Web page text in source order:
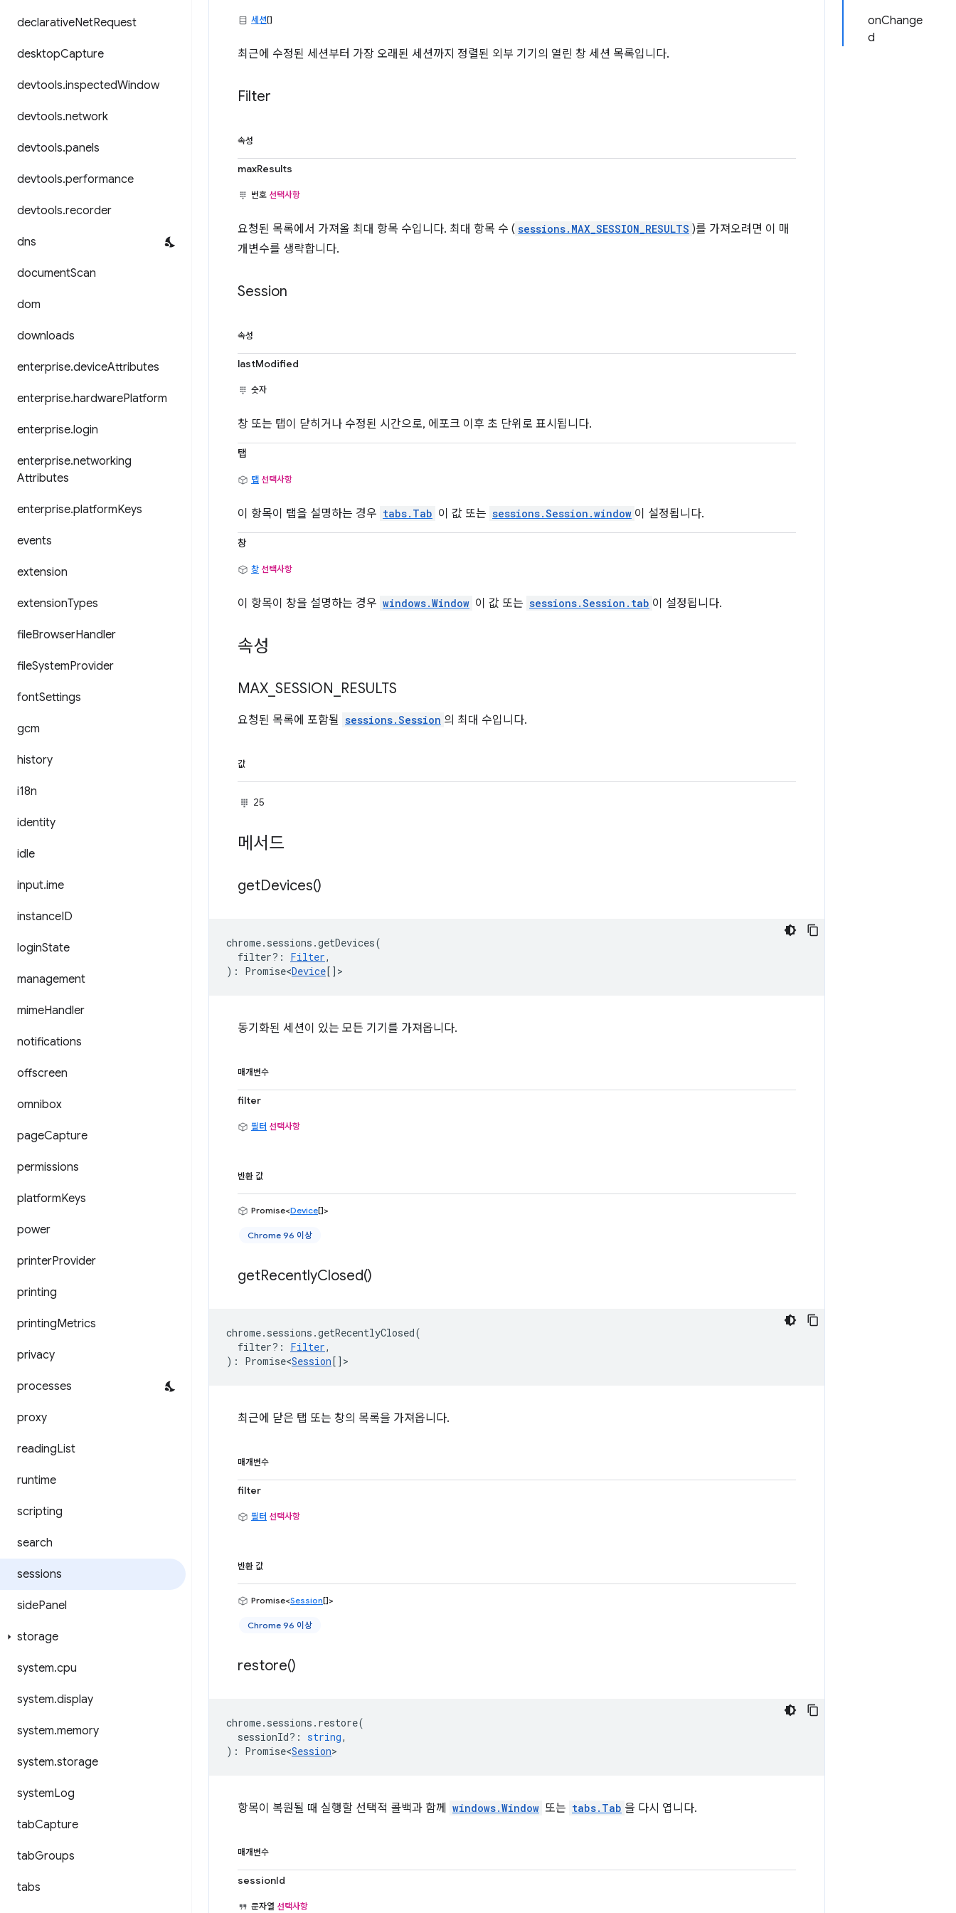
declarativeNetRequest
desktopCapture
devtools.inspectedWindow
devtools.network
devtools.panels
devtools.performance
devtools.recorder
dns
documentScan
dom
downloads
enterprise.deviceAttributes
enterprise.hardwarePlatform
enterprise.login
enterprise.networking
Attributes
enterprise.platformKeys
events
extension
extensionTypes
fileBrowserHandler
fileSystemProvider
fontSettings
gcm
history
i18n
identity
idle
input.ime
instanceID
loginState
management
mimeHandler
notifications
offscreen
omnibox
pageCapture
permissions
platformKeys
power
printerProvider
printing
printingMetrics
privacy
processes
proxy
readingList
runtime
scripting
search
sessions
sidePanel
storage
system.cpu
system.display
system.memory
system.storage
systemLog
tabCapture
tabGroups
tabs
onChange
d
세션[]
최근에 수정된 세션부터 가장 오래된 세션까지 정렬된 외부 기기의 열린 창 세션 목록입니다.
Filter
속성
maxResults
번호 선택사항
요청된 목록에서 가져올 최대 항목 수입니다. 최대 항목 수 ( sessions.MAX_SESSION_RESULTS )를 가져오려면 이 매
개변수를 생략합니다.
Session
속성
lastModified
숫자
창 또는 탭이 닫히거나 수정된 시간으로, 에포크 이후 초 단위로 표시됩니다.
탭
탭 선택사항
이 항목이 탭을 설명하는 경우 tabs.Tab 이 값 또는 sessions.Session.window 이 설정됩니다.
창
창 선택사항
이 항목이 창을 설명하는 경우 windows.Window 이 값 또는 sessions.Session.tab 이 설정됩니다.
속성
MAX SESSION RESULTS
요청된 목록에 포함될 sessions.Session 의 최대 수입니다.
값
25
메서드
getDevices()
chrome. sessions .getDevices(
filter? : Filter,
) : Promise<Device[] >
동기화된 세션이 있는 모든 기기를 가져옵니다.
매개변수
filter
필터 선택사항
반환 값
Promise<Device[]>
Chrome 96 이상
getRecentlyClosed()
chrome. sessions .getRecentlyClosed(
filter? : Filter,
) : Promise<Session[] >
최근에 닫은 탭 또는 창의 목록을 가져옵니다.
매개변수
filter
필터 선택사항
반환 값
Promise<Session[]>
Chrome 96 이상
restore()
chrome. sessions . restore(
sessionId? : string,
) : Promise<Session>
항목이 복원될 때 실행할 선택적 콜백과 함께 windows.Window 또는 tabs.Tab 을 다시 엽니다.
매개변수
sessionId
문자열 선택사항